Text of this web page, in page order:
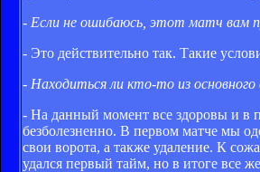
- Если не ошибаюсь, этот матч вам
- Это действительно так. Такие
- Находиться ли кто-то из
- На данный момент все здоровы и в
безболезненно. В первом матче мы
свои ворота, а также удаление. К
удался первый тайм, но в итоге все